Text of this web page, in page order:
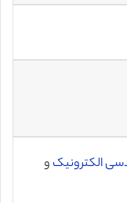
الکترونیک و